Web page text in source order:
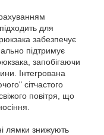
для
забезпечує
підтримує
запобігаючи
Інтегрована
сітчастого
повітря, що
лямки знижують